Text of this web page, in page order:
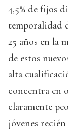
4,5% de fijos
temporalidad
25 años en la
de estos
alta
concentra en
claramente
jóvenes